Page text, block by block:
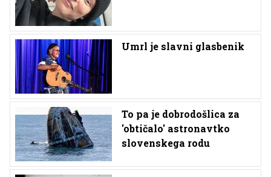
Umrl je slavni glasbenik
To pa je dobrodošlica za
'obtičalo' astronavtko
slovenskega rodu